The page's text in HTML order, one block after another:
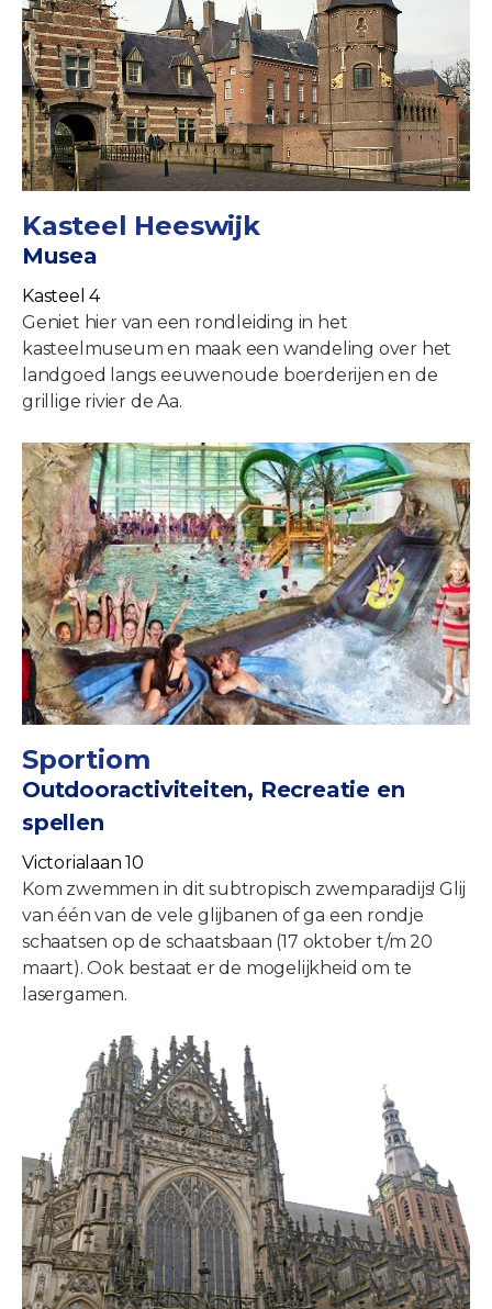
Kasteel Heeswijk
Musea
Kasteel 4
Geniet hier van een rondleiding in het
kasteelmuseum en maak een wandeling over het
landgoed langs eeuwenoude boerderijen en de
grillige rivier de Aa.
Sportiom
Outdooractiviteiten, Recreatie en
spellen
Victorialaan 10
Kom zwemmen in dit subtropisch zwemparadijs! Glij
van één van de vele glijbanen of ga een rondje
schaatsen op de schaatsbaan (17 oktober t/m 20
maart). Ook bestaat er de mogelijkheid om te
lasergamen.